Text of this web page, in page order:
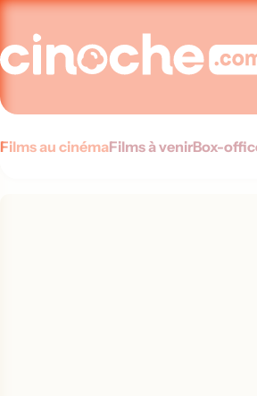
Films au cinémaFilms à venirBox-